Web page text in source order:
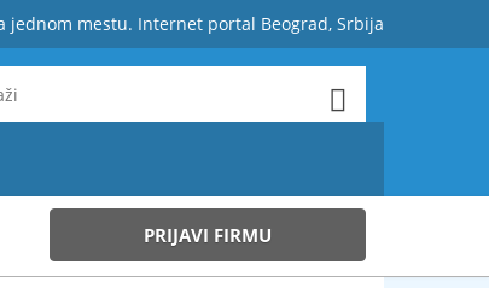
mestu. Internet portal Beograd, Srbija
PRIJAVI FIRMU